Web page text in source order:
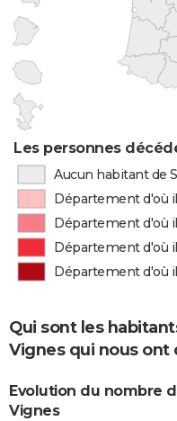
Les personnes
Aucun habitant de
Département d'où
Département d'où
Département d'où
Département d'où
Qui sont les
Vignes qui nous ont
Evolution du nombre
Vignes